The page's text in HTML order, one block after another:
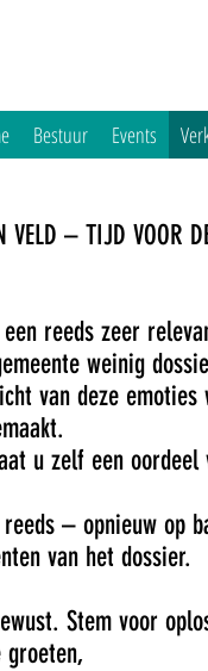
VELD – TIJD VOOR
reeds zeer
weinig
van deze
u zelf een
– opnieuw op
van het dossier.
Stem voor
Bestuur Events